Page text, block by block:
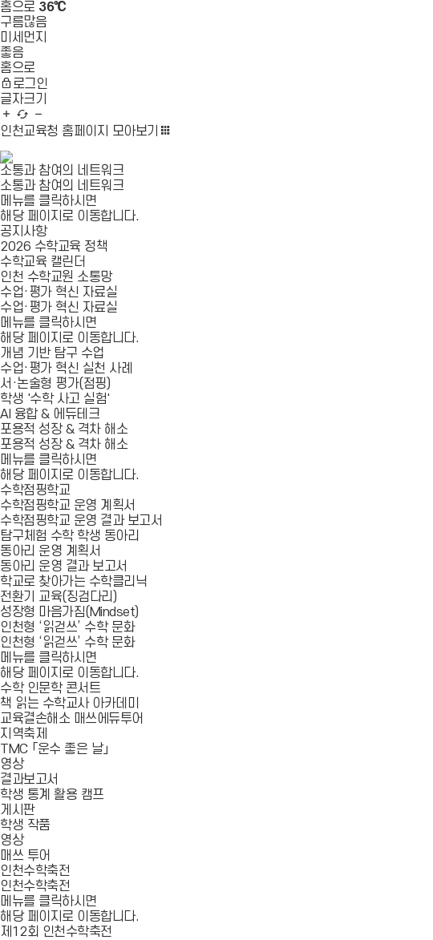
홈으로 36℃
구름많음
미세먼지
좋음
홈으로
로그인
글자크기
글
자
대
새
로 자
인천교육청 홈페이지 모아보기
소통과 참여의 네트워크
소통과 참여의 네트워크
메뉴를 클릭하시면
해당 페이지로 이동합니다.
공지사항
2026 수학교육 정책
수학교육 캘린더
인천 수학교원 소통망
수업·평가 혁신 자료실
수업·평가 혁신 자료실
메뉴를 클릭하시면
해당 페이지로 이동합니다.
개념 기반 탐구 수업
수업·평가 혁신 실천 사례
서·논술형 평가(점핑)
학생 '수학 사고 실험'
AI 융합 & 에듀테크
포용적 성장 & 격차 해소
포용적 성장 & 격차 해소
메뉴를 클릭하시면
해당 페이지로 이동합니다.
수학점핑학교
수학점핑학교 운영 계획서
수학점핑학교 운영 결과 보고서
탐구체험 수학 학생 동아리
동아리 운영 계획서
동아리 운영 결과 보고서
학교로 찾아가는 수학클리닉
전환기 교육(징검다리)
성장형 마음가짐(Mindset)
인천형 ‘읽걷쓰’ 수학 문화
인천형 ‘읽걷쓰’ 수학 문화
메뉴를 클릭하시면
해당 페이지로 이동합니다.
수학 인문학 콘서트
책 읽는 수학교사 아카데미
교육결손해소 매쓰에듀투어
지역축제
TMC 「운수 좋은 날」
영상
결과보고서
학생 통계 활용 캠프
게시판
학생 작품
영상
매쓰 투어
인천수학축전
인천수학축전
메뉴를 클릭하시면
해당 페이지로 이동합니다.
제12회 인천수학축전